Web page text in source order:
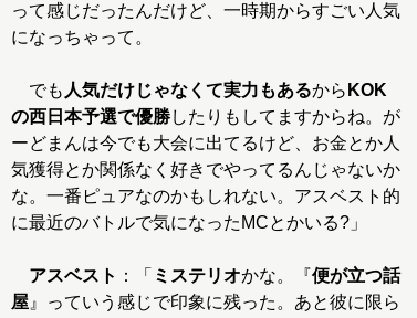
って感じだったんだけど、一時期からすごい人気
になっちゃって。
でも 人気だけじゃなくて実力もあるから KOK
の西日本予選で優勝したりもしてますからね。が
ーどまんは今でも大会に出てるけど、お金とか人
気獲得とか関係なく好きでやってるんじゃないか
な。一番ピュアなのかもしれない。アスベスト的
に最近のバトルで気になったMCとかいる?」
アスベスト ：「 ミステリオかな。『便が立つ話
屋 』っていう感じで印象に残った。あと彼に限ら